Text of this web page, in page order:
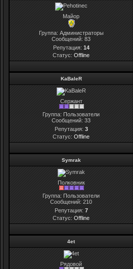
Майор
Группа: Администраторы
Сообщений:83
Репутация: 14
Статус:Offline
KaBaleR
Сержант
Группа: Пользователи
Сообщений:33
Репутация: 3
Статус:Offline
Symrak
Полковник
Группа: Пользователи
Сообщений:210
Репутация: 7
Статус:Offline
4et
Рядовой